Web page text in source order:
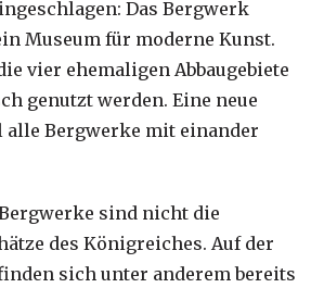
Das Bergwerk
Museum für moderne Kunst.
vier ehemaligen Abbaugebiete
genutzt werden. Eine neue
alle Bergwerke mit einander
sind nicht die
des Königreiches. Auf der
finden sich unter anderem bereits